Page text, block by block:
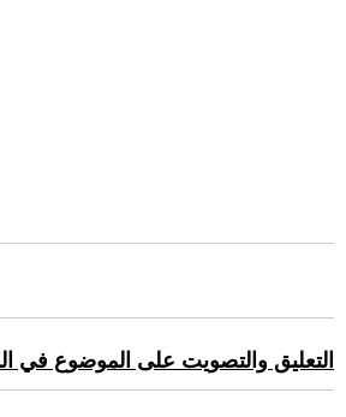
التعليق والتصويت على الموضوع في